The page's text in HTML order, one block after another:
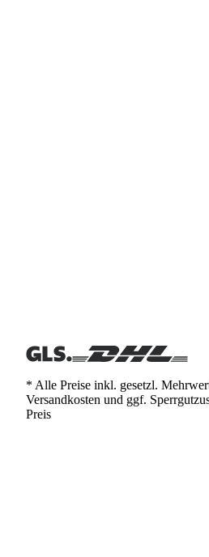
* Alle Preise inkl. gesetzl.
Versandkosten und ggf.
Preis